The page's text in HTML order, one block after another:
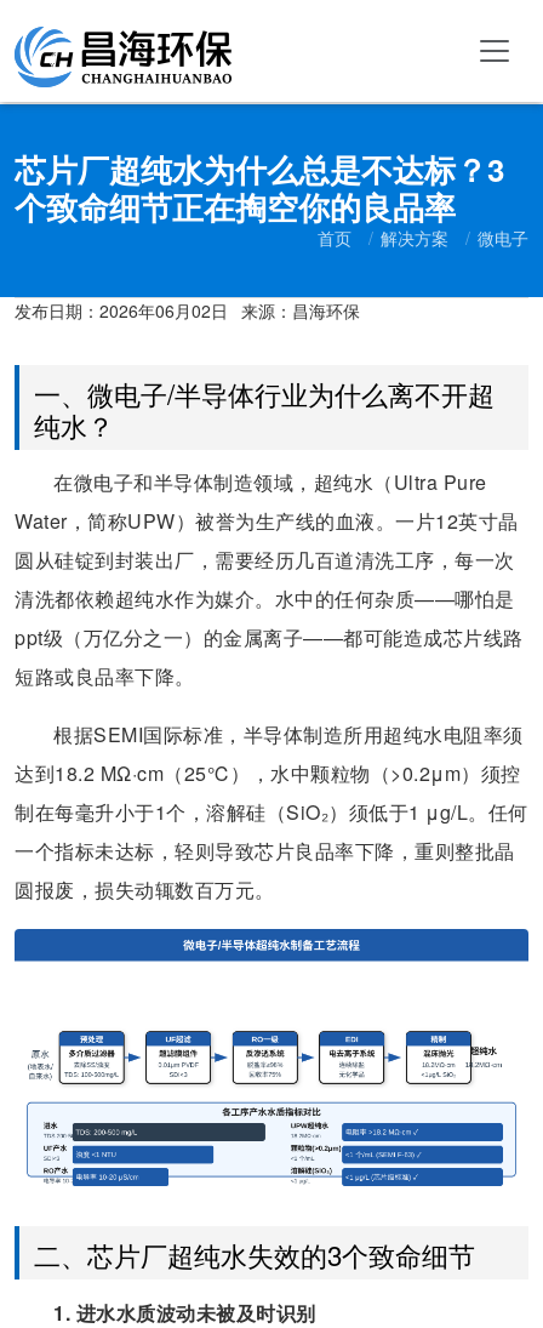
芯片厂超纯水为什么总是不达标？3
个致命细节正在掏空你的良品率
首页 解决方案 微电子
发布日期： 2026年06月02日 来源：昌海环保
一、微电子/半导体行业为什么离不开超
纯水？
在微电子和半导体制造领域，超纯水（Ultra Pure
Water，简称UPW）被誉为生产线的血液。一片12英寸晶
圆从硅锭到封装出厂，需要经历几百道清洗工序，每一次
清洗都依赖超纯水作为媒介。水中的任何杂质——哪怕是
ppt级（万亿分之一）的金属离子——都可能造成芯片线路
短路或良品率下降。
根据SEMI国际标准，半导体制造所用超纯水电阻率须
达到18.2 MΩ·cm（25℃），水中颗粒物（>0.2μm）须控
制在每毫升小于1个，溶解硅（SiO₂）须低于1 μg/L。任何
一个指标未达标，轻则导致芯片良品率下降，重则整批晶
圆报废，损失动辄数百万元。
二、芯片厂超纯水失效的3个致命细节
1. 进水水质波动未被及时识别